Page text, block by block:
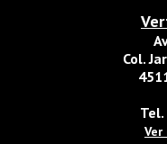
Col.
Tel.
Ver